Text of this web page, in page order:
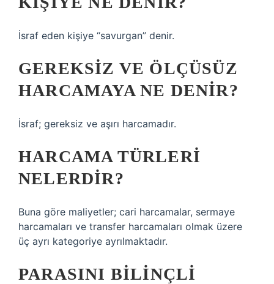
İsraf eden kişiye “savurgan” denir.
GEREKSIZ VE ÖLÇÜSÜZ
HARCAMAYA NE DENIR?
İsraf; gereksiz ve aşırı harcamadır.
HARCAMA TÜRLERI
NELERDIR?
Buna göre maliyetler; cari harcamalar, sermaye
harcamaları ve transfer harcamaları olmak üzere
üç ayrı kategoriye ayrılmaktadır.
PARASINI BILINÇLI